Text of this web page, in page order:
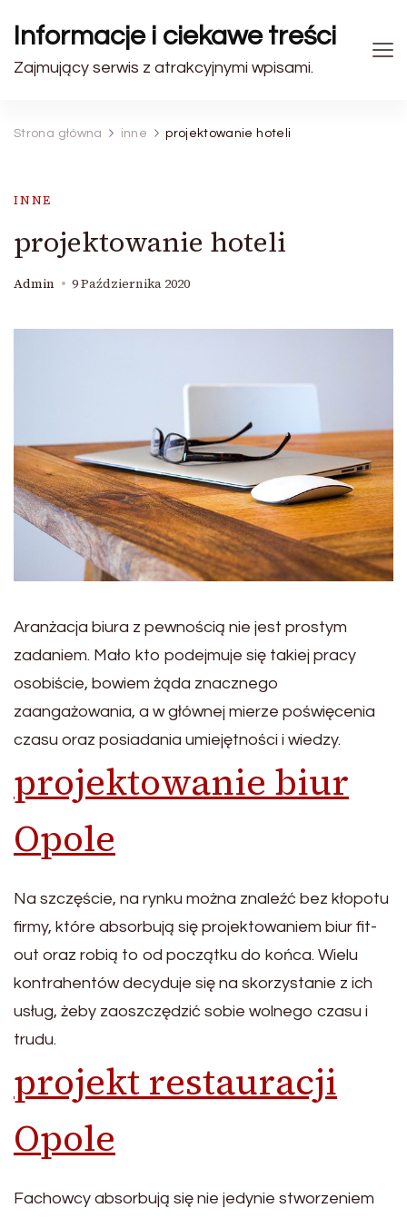
Informacje i ciekawe treści
Zajmujący serwis z atrakcyjnymi wpisami.
Strona główna inne projektowanie hoteli
INNE
projektowanie hoteli
Admin 9 Października 2020
Aranżacja biura z pewnością nie jest prostym
zadaniem. Mało kto podejmuje się takiej pracy
osobiście, bowiem żąda znacznego
zaangażowania, a w głównej mierze poświęcenia
czasu oraz posiadania umiejętności i wiedzy.
projektowanie biur
Opole
Na szczęście, na rynku można znaleźć bez kłopotu
firmy, które absorbują się projektowaniem biur fit-
out oraz robią to od początku do końca. Wielu
kontrahentów decyduje się na skorzystanie z ich
usług, żeby zaoszczędzić sobie wolnego czasu i
trudu.
projekt restauracji
Opole
Fachowcy absorbują się nie jedynie stworzeniem